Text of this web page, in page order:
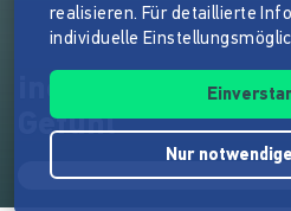
incalor- schenk(t)
Gefühl
realisieren. Für detaillierte
individuelle
Nur